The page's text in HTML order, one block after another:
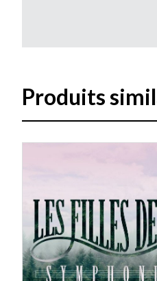
Produits